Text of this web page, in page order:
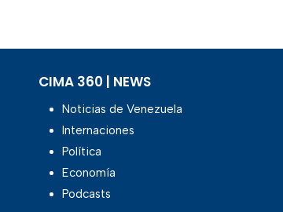
CIMA 360 | NEWS
Noticias de Venezuela
Internaciones
Política
Economía
Podcasts